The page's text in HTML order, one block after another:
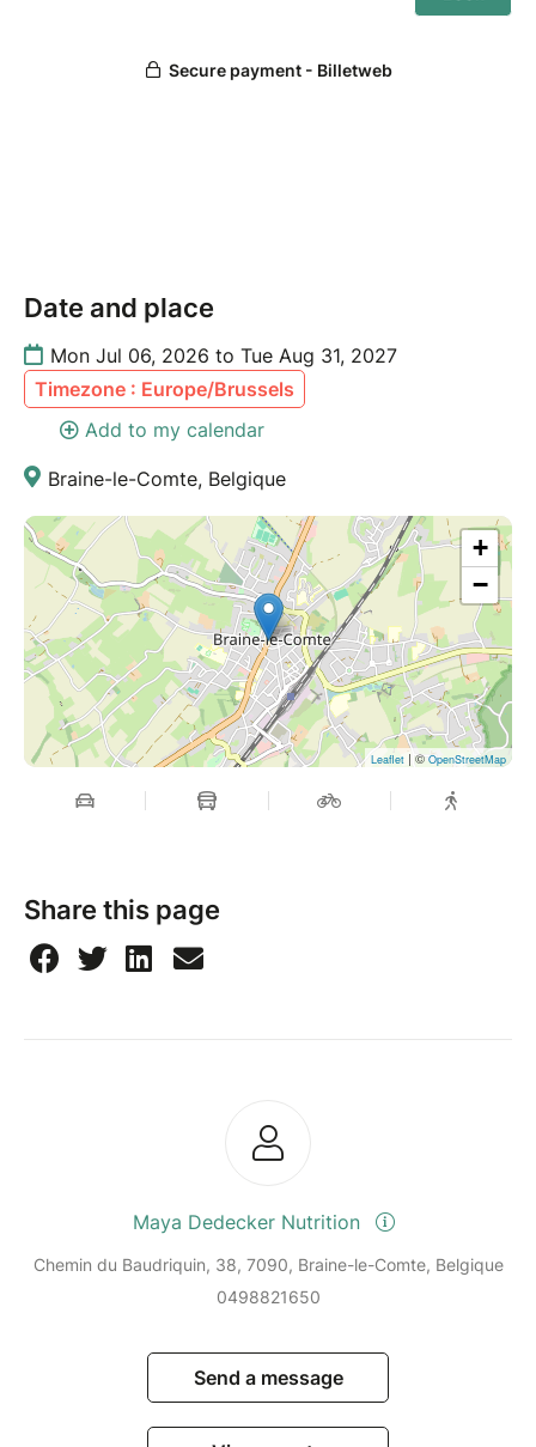
Date and place
Mon Jul 06, 2026 to Tue Aug 31, 2027
Timezone : Europe/Brussels
Add to my calendar
Braine-le-Comte, Belgique
+
−
Leaflet| ©OpenStreetMap
Share this page
Maya Dedecker Nutrition
Chemin du Baudriquin, 38, 7090, Braine-le-Comte, Belgique
0498821650
Send a message